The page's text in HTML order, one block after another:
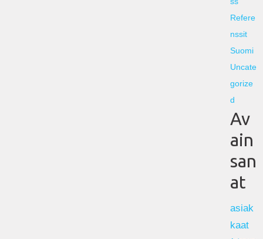
Refere
nssit
Suomi
Uncate
gorize
d
Av
ain
san
at
asiak
kaat